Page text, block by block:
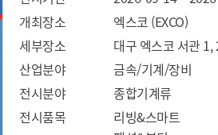
개최장소
엑스코 (EXCO)
세부장소
대구 엑스코 서관 1,
산업분야
금속/기계/장비
전시분야
종합기계류
전시품목
리빙&스마트